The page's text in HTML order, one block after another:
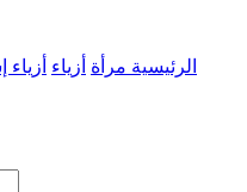
الرئيسية مرأة أزياء أزياء